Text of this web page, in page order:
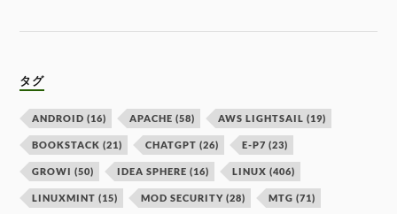
タグ
ANDROID (16) APACHE (58) AWS LIGHTSAIL (19)
BOOKSTACK (21) CHATGPT (26) E-P7 (23)
GROWI (50) IDEA SPHERE (16) LINUX (406)
LINUXMINT (15) MOD SECURITY (28) MTG (71)